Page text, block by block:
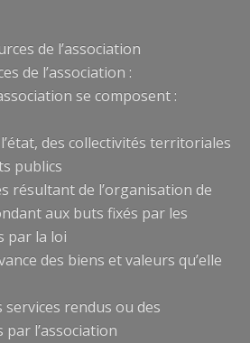
de l’association
de l’association :
se composent :
des collectivités territoriales
publics
résultant de l’organisation de
aux buts fixés par les
par la loi
des biens et valeurs qu’elle
rendus ou des
l’association